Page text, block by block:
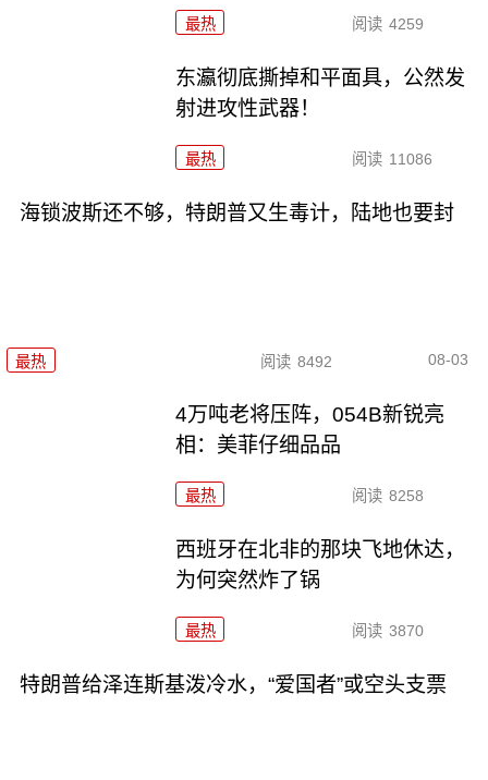
最热 阅读 4259
东瀛彻底撕掉和平面具，公然发
射进攻性武器！
最热 阅读 11086
海锁波斯还不够，特朗普又生毒计，陆地也要封
最热 阅读 8492 08-03
4万吨老将压阵，054B新锐亮
相：美菲仔细品品
最热 阅读 8258
西班牙在北非的那块飞地休达，
为何突然炸了锅
最热 阅读 3870
特朗普给泽连斯基泼冷水，“爱国者”或空头支票